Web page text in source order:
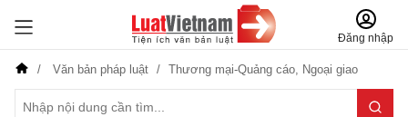
Đăng nhập
Văn bản pháp luật Thương mại-Quảng cáo, Ngoại giao